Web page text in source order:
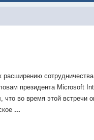
президента Microsoft
во время этой встречи
...